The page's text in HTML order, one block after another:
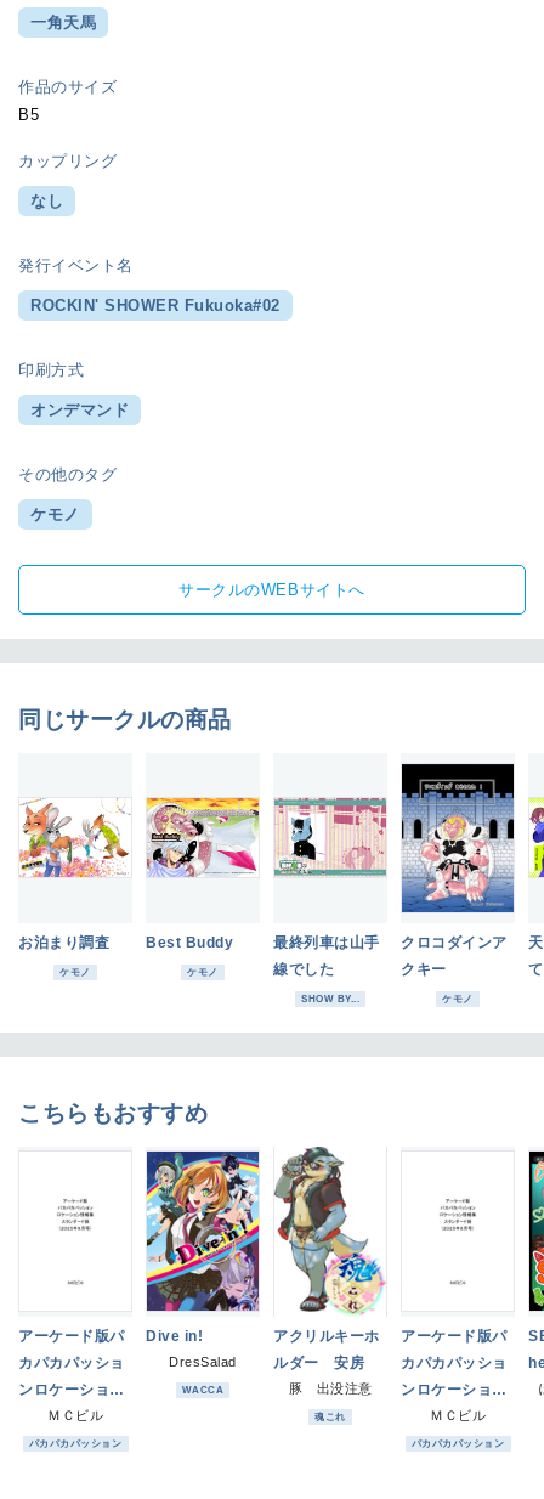
一角天馬
作品のサイズ
B5
カップリング
なし
発行イベント名
ROCKIN' SHOWER Fukuoka#02
印刷方式
オンデマンド
その他のタグ
ケモノ
サークルのWEBサイトへ
同じサークルの商品
お泊まり調査
ケモノ
Best Buddy
ケモノ
最終列車は山手
線でした
SHOW BY...
クロコダインア
クキー
ケモノ
こちらもおすすめ
アーケード版パ
カパカパッショ
ンロケーション
情報集スタンダ
ード版（2025年
ＭＣビル
パカパカパッション
Dive in!
DresSalad
WACCA
アクリルキーホ
ルダー 安房
豚 出没注意
魂これ
アーケード版パ
カパカパッショ
ンロケーション
情報集デラック
ス版（2025年1
ＭＣビル
パカパカパッション